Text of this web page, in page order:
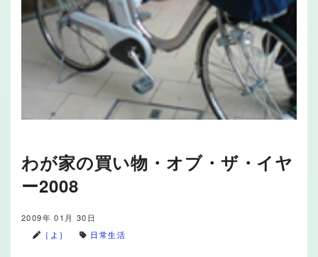
わが家の買い物・オブ・ザ・イヤ
ー2008
2009年 01月 30日
［よ］
日常生活